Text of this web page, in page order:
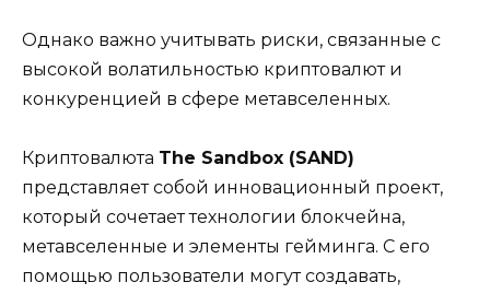
Однако важно учитывать риски, связанные с
высокой волатильностью криптовалют и
конкуренцией в сфере метавселенных.
Криптовалюта The Sandbox (SAND)
представляет собой инновационный проект,
который сочетает технологии блокчейна,
метавселенные и элементы гейминга. С его
помощью пользователи могут создавать,